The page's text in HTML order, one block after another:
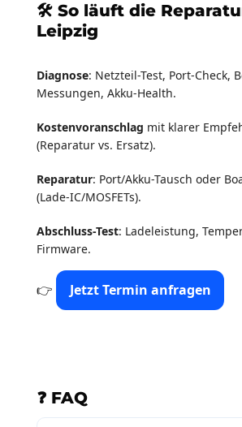
🛠️ So läuft die
Leipzig
Diagnose: Netzteil-Test, Port-Check,
Messungen, Akku-Health.
Kostenvoranschlag mit klarer
(Reparatur vs. Ersatz).
Reparatur: Port/Akku-Tausch oder
(Lade-IC/MOSFETs).
Abschluss-Test: Ladeleistung,
Firmware.
👉 Jetzt Termin anfragen
❓ FAQ